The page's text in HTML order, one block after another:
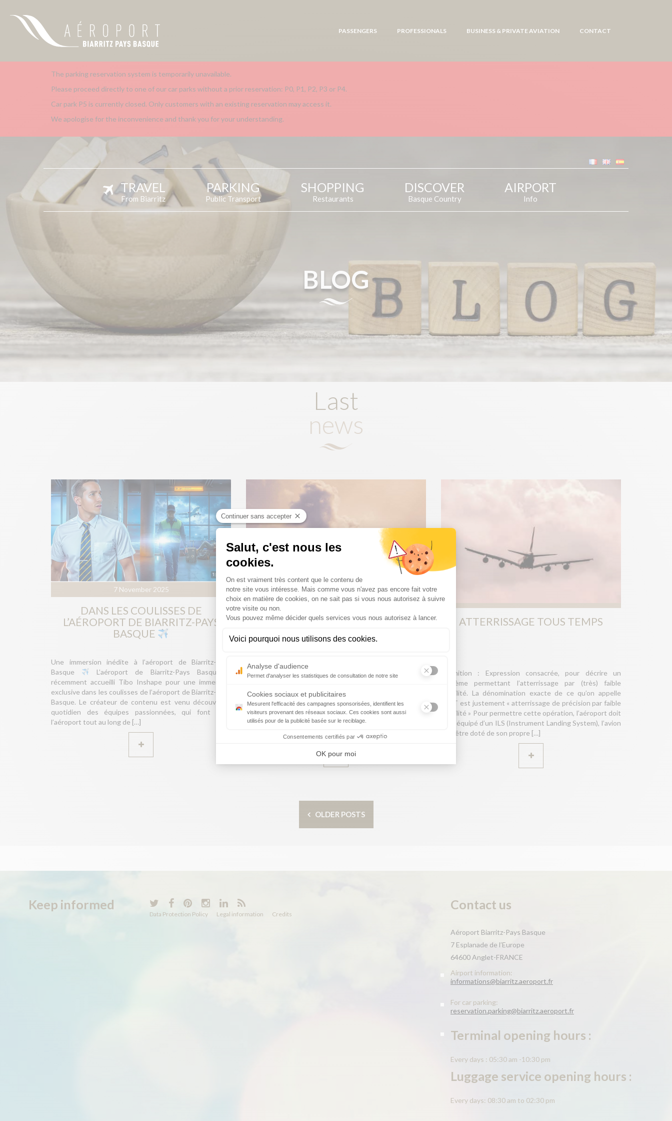
PASSENGERS PROFESSIONALS BUSINESS & PRIVATE AVIATION CONTACT
The parking reservation system is temporarily unavailable.
Please proceed directly to one of our car parks without a prior reservation: P0, P1, P2, P3 or P4.
Car park P5 is currently closed. Only customers with an existing reservation may access it.
We apologise for the inconvenience and thank you for your understanding.
TRAVEL
From Biarritz
PARKING
Public Transport
SHOPPING
Restaurants
DISCOVER
Basque Country
AIRPORT
Info
BLOG
Last
news
7 November 2025
DANS LES COULISSES DE
L’AÉROPORT DE BIARRITZ-PAYS
BASQUE
Une immersion inédite à l’aéroport de Biarritz-Pays
Basque
L’aéroport de Biarritz-Pays Basque a
récemment accueilli Tibo Inshape pour une immersion
exclusive dans les coulisses de l’aéroport de Biarritz-Pays
Basque. Le créateur de contenu est venu découvrir le
quotidien des équipes passionnées, qui font vivre
l’aéroport tout au long de […]
n’existe pas tout en étant persuadé que cela
fonctionnerait ? C’est une question qui revient très
souvent. Comment est que l’on une ligne aéri Rencontres
entre les différents acteurs de l’aérien Des événements
ATTERRISSAGE TOUS TEMPS
Définition : Expression consacrée, pour décrire un
système permettant l’atterrissage par (très) faible
visibilité. La dénomination exacte de ce qu’on appelle
l’ATT est justement « atterrissage de précision par faible
visibilité » Pour permettre cette opération, l’aéroport doit
être équipé d’un ILS (Instrument Landing System), l’avion
doit être doté de son propre […]
OLDER POSTS
Keep informed
Data Protection Policy Legal information Credits
Contact us
Aéroport Biarritz-Pays Basque
7 Esplanade de l’Europe
64600 Anglet-FRANCE
Airport information:
informations@biarritz.aeroport.fr
For car parking:
reservation.parking@biarritz.aeroport.fr
Terminal opening hours :
Every days : 05:30 am -10:30 pm
Luggage service opening hours :
Every days: 08:30 am to 02:30 pm